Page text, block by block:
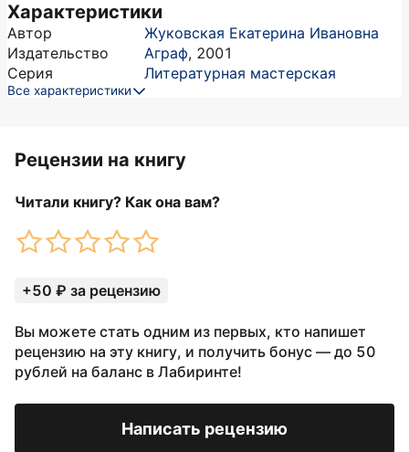
Характеристики
Автор
Жуковская Екатерина Ивановна
Издательство
Аграф, 2001
Серия
Литературная мастерская
Все характеристики
Рецензии на книгу
Читали книгу? Как она вам?
+50 ₽ за рецензию
Вы можете стать одним из первых, кто напишет
рецензию на эту книгу, и получить бонус — до 50
рублей на баланс в Лабиринте!
Написать рецензию